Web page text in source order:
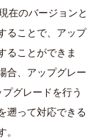
在のバージョンと
ることで、アップ
ることができま
合、アップグレー
グレードを行う
遡って対応できる